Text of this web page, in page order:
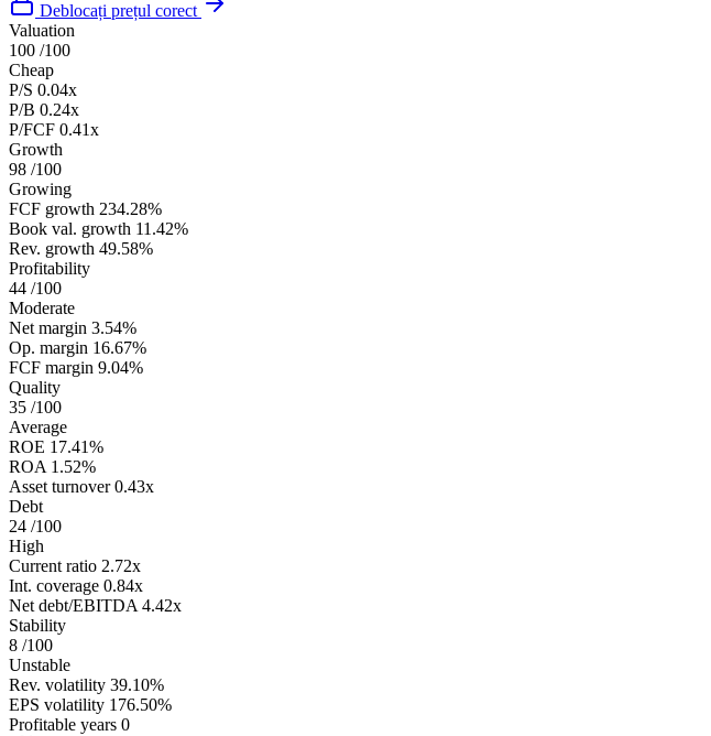
Deblocați prețul corect
Valuation
100 /100
Cheap
P/S 0.04x
P/B 0.24x
P/FCF 0.41x
Growth
98 /100
Growing
FCF growth 234.28%
Book val. growth 11.42%
Rev. growth 49.58%
Profitability
44 /100
Moderate
Net margin 3.54%
Op. margin 16.67%
FCF margin 9.04%
Quality
35 /100
Average
ROE 17.41%
ROA 1.52%
Asset turnover 0.43x
Debt
24 /100
High
Current ratio 2.72x
Int. coverage 0.84x
Net debt/EBITDA 4.42x
Stability
8 /100
Unstable
Rev. volatility 39.10%
EPS volatility 176.50%
Profitable years 0